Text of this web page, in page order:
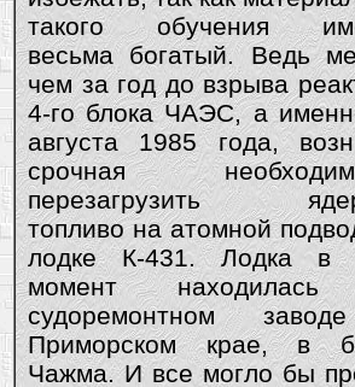
такого обучения
весьма богатый. Ведь
чем за год до взрыва
4-го блока ЧАЭС, а
августа 1985 года,
срочная
перезагрузить
топливо на атомной
лодке К-431. Лодка в
момент
судоремонтном
Приморском крае, в
Чажма. И все могло бы